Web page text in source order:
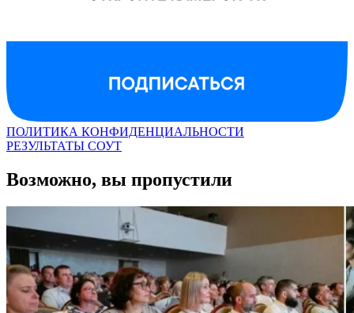
ПОЛИТИКА КОНФИДЕНЦИАЛЬНОСТИ
РЕЗУЛЬТАТЫ СОУТ
Возможно, вы пропустили